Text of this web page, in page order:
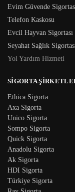
Evim Güvende
Telefon Kaskosu
Evcil Hayvan Sigortası
Seyahat Sağlık
Yol Yardım Hizmeti
SIGORTA
Ethica Sigorta
Axa Sigorta
Unico Sigorta
Sompo Sigorta
Quick Sigorta
Anadolu Sigorta
Ak Sigorta
HDI Sigorta
Türkiye Sigorta